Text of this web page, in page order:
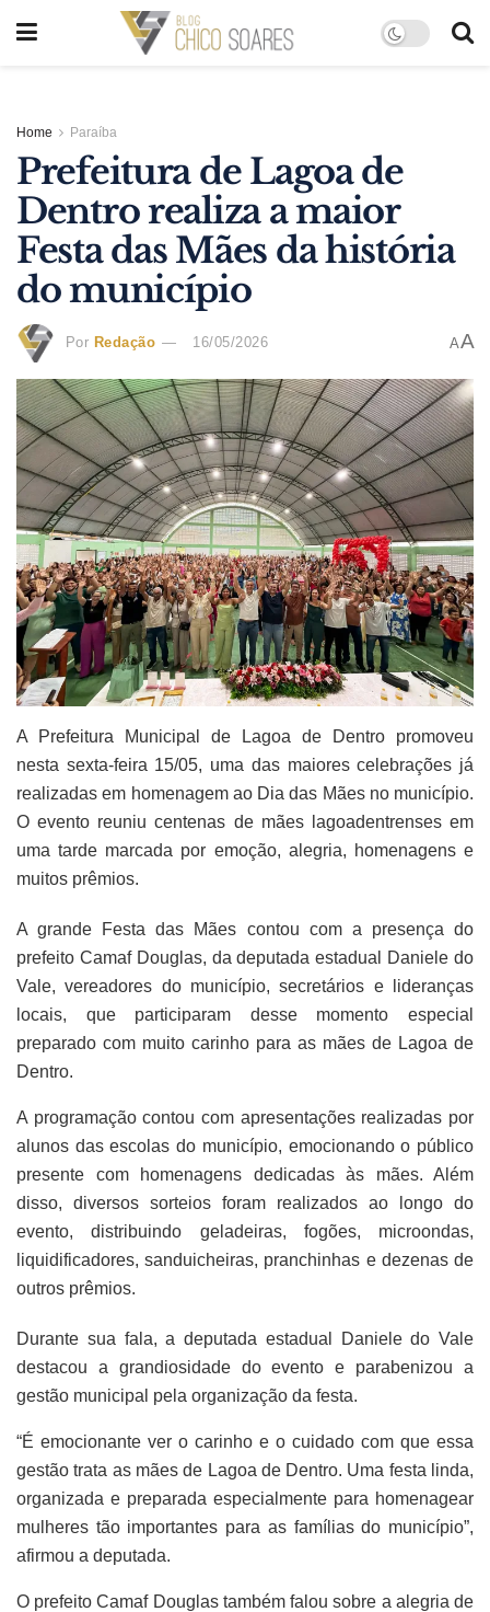
Home Paraíba
Prefeitura de Lagoa de
Dentro realiza a maior
Festa das Mães da história
do município
Por Redação 16/05/2026 AA
A Prefeitura Municipal de Lagoa de Dentro promoveu
nesta sexta-feira 15/05, uma das maiores celebrações já
realizadas em homenagem ao Dia das Mães no município.
O evento reuniu centenas de mães lagoadentrenses em
uma tarde marcada por emoção, alegria, homenagens e
muitos prêmios.
A grande Festa das Mães contou com a presença do
prefeito Camaf Douglas, da deputada estadual Daniele do
Vale, vereadores do município, secretários e lideranças
locais, que participaram desse momento especial
preparado com muito carinho para as mães de Lagoa de
Dentro.
A programação contou com apresentações realizadas por
alunos das escolas do município, emocionando o público
presente com homenagens dedicadas às mães. Além
disso, diversos sorteios foram realizados ao longo do
evento, distribuindo geladeiras, fogões, microondas,
liquidificadores, sanduicheiras, pranchinhas e dezenas de
outros prêmios.
Durante sua fala, a deputada estadual Daniele do Vale
destacou a grandiosidade do evento e parabenizou a
gestão municipal pela organização da festa.
“É emocionante ver o carinho e o cuidado com que essa
gestão trata as mães de Lagoa de Dentro. Uma festa linda,
organizada e preparada especialmente para homenagear
mulheres tão importantes para as famílias do município”,
afirmou a deputada.
O prefeito Camaf Douglas também falou sobre a alegria de